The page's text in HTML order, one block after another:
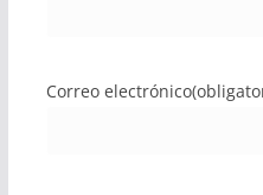
Correo electrónico